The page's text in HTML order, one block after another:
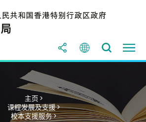
主页 >
课程发展及支援 >
校本支援服务 >